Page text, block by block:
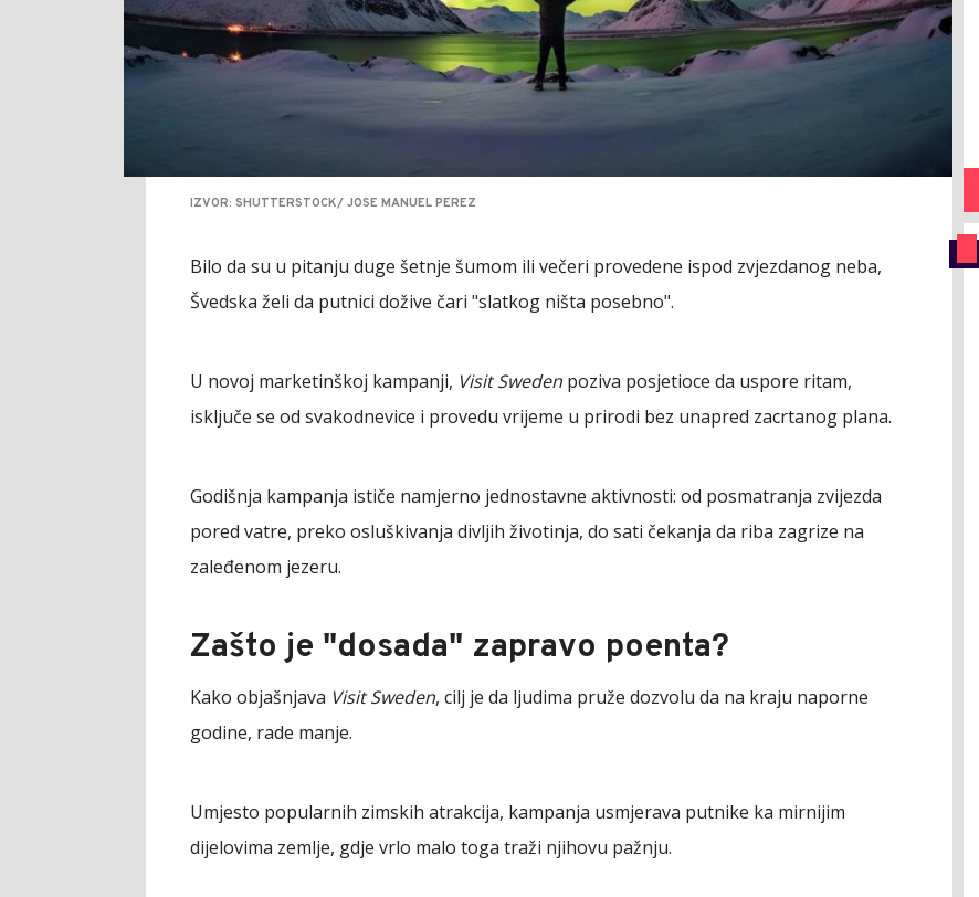
IZVOR: SHUTTERSTOCK/ JOSE MANUEL PEREZ
Bilo da su u pitanju duge šetnje šumom ili večeri provedene ispod zvjezdanog neba,
Švedska želi da putnici dožive čari "slatkog ništa posebno".
U novoj marketinškoj kampanji, Visit Sweden poziva posjetioce da uspore ritam,
isključe se od svakodnevice i provedu vrijeme u prirodi bez unapred zacrtanog plana.
Godišnja kampanja ističe namjerno jednostavne aktivnosti: od posmatranja zvijezda
pored vatre, preko osluškivanja divljih životinja, do sati čekanja da riba zagrize na
zaleđenom jezeru.
Zašto je "dosada" zapravo poenta?
Kako objašnjava Visit Sweden, cilj je da ljudima pruže dozvolu da na kraju naporne
godine, rade manje.
Umjesto popularnih zimskih atrakcija, kampanja usmjerava putnike ka mirnijim
dijelovima zemlje, gdje vrlo malo toga traži njihovu pažnju.